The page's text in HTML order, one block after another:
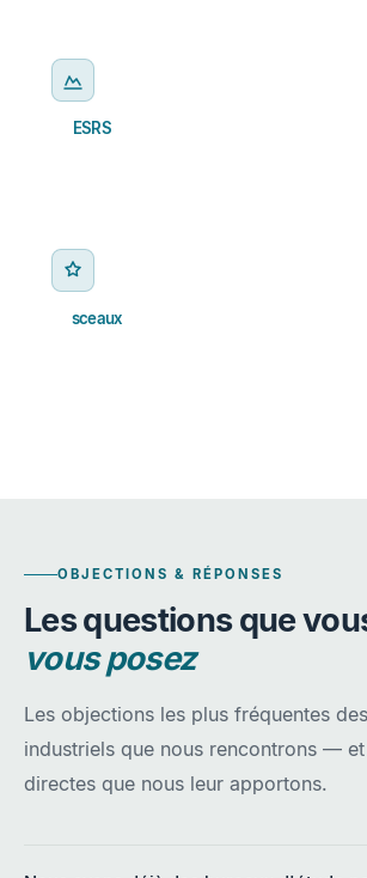
ESRS
2sceaux
OBJECTIONS & RÉPONSES
Les questions que
vous posez
Les objections les plus fréquentes
industriels que nous rencontrons —
directes que nous leur apportons.